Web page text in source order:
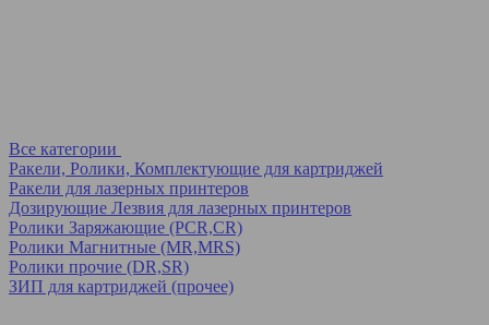
Все категории
Ракели, Ролики, Комплектующие для картриджей
Ракели для лазерных принтеров
Дозирующие Лезвия для лазерных принтеров
Ролики Заряжающие (PCR,CR)
Ролики Магнитные (MR,MRS)
Ролики прочие (DR,SR)
ЗИП для картриджей (прочее)